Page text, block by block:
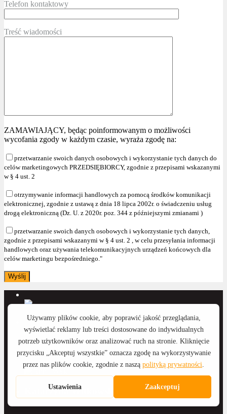
Telefon kontaktowy
Treść wiadomości
ZAMAWIAJĄCY, będąc poinformowanym o możliwości
wycofania zgody w każdym czasie, wyraża zgodę na:
przetwarzanie swoich danych osobowych i wykorzystanie tych danych do
celów marketingowych PRZEDSIĘBIORCY, zgodnie z przepisami wskazanymi
w § 4 ust. 2
otrzymywanie informacji handlowych za pomocą środków komunikacji
elektronicznej, zgodnie z ustawą z dnia 18 lipca 2002r. o świadczeniu usług
drogą elektroniczną (Dz. U. z 2020r. poz. 344 z późniejszymi zmianami )
przetwarzanie swoich danych osobowych i wykorzystanie tych danych,
zgodnie z przepisami wskazanymi w § 4 ust. 2 , w celu przesyłania informacji
handlowych oraz używania telekomunikacyjnych urządzeń końcowych dla
celów marketingu bezpośredniego."
Anna Wyka
Katarzyna Witkowska